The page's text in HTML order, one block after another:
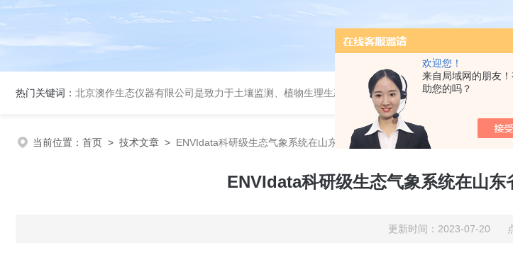
欢迎您！
来自局域网的朋友
助您的吗？
热门关键词： 北京澳作生态仪器有限公司是致力于土壤监测、植物生理生态监测、环境、气象监测、地下水监测、节水灌溉等仪器的
当前位置： 首页 > 技术文章 > ENVIdata科研级生态气象系统在山东省省级现代渔业园区正式启动
ENVIdata科研级生态气象系统在山
更新时间：2023-07-20